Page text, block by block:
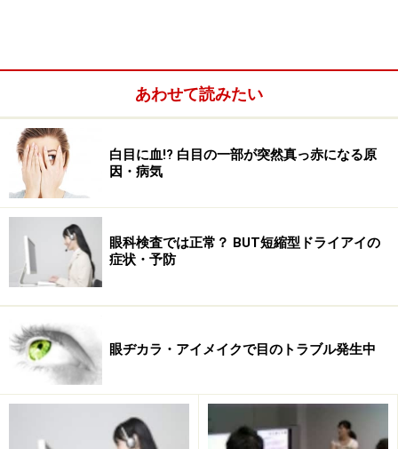
※記事内容は執筆時点のものです。最新の内容をご確認くださ
※当サイトにおける医師・医療従事者等による情報の提供は、診
断・治療行為ではありません。診断・治療を必要とする方は、適
切な医療機関での受診をおすすめいたします。記事内容は執筆者
個人の見解によるものであり、全ての方への有効性を保証するも
のではありません。当サイトで提供する情報に基づいて被ったい
かなる損害についても、当社、各ガイド、その他当社と契約した
情報提供者は一切の責任を負いかねます。
免責事項
あわせて読みたい
白目に血!? 白目の一部が突然真っ赤になる原
因・病気
眼科検査では正常？ BUT短縮型ドライアイの
症状・予防
眼ヂカラ・アイメイクで目のトラブル発生中